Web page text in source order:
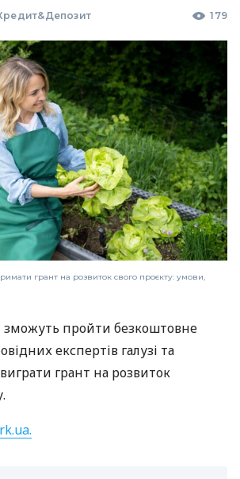
179
грант на розвиток свого проєкту: умови,
пройти безкоштовне
експертів галузі та
грант на розвиток